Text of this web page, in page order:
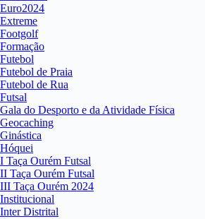
Euro2024
Extreme
Footgolf
Formação
Futebol
Futebol de Praia
Futebol de Rua
Futsal
Gala do Desporto e da Atividade Física
Geocaching
Ginástica
Hóquei
I Taça Ourém Futsal
II Taça Ourém Futsal
III Taça Ourém 2024
Institucional
Inter Distrital